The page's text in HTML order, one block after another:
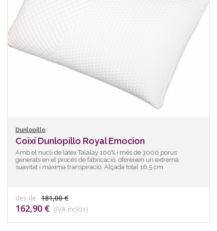
Dunlopillo
Coixí Dunlopillo Royal Emocion
Amb el nucli de làtex Talalay 100% i més de 3000 porus
generats en el procés de fabricació, ofereixen un extrema
suavitat i màxima transpiració. Alçada total 16,5 cm.
des de 181,00 €
162,90 € (IVA inclòs)